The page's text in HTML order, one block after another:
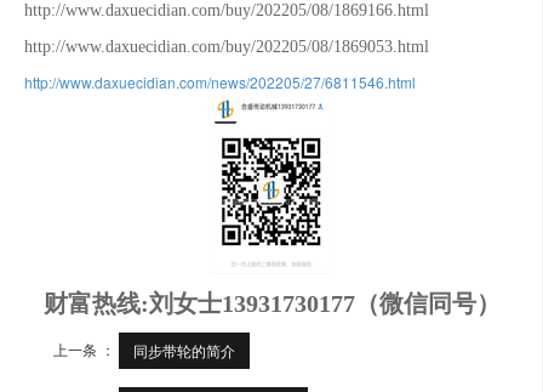
http://www.daxuecidian.com/buy/202205/08/1869166.html
http://www.daxuecidian.com/buy/202205/08/1869053.html
http://www.daxuecidian.com/news/202205/27/6811546.html
财富热线:刘女士13931730177（微信同号）
上一条 ： 同步带轮的简介